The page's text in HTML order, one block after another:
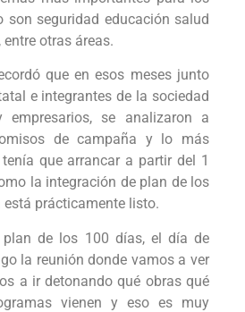
son seguridad educación salud
otras áreas.
que en esos meses junto
e integrantes de la sociedad
empresarios, se analizaron a
de campaña y lo más
que arrancar a partir del 1
la integración de plan de los
está prácticamente listo.
plan de los 100 días, el día de
la reunión donde vamos a ver
a ir detonando qué obras qué
vienen y eso es muy